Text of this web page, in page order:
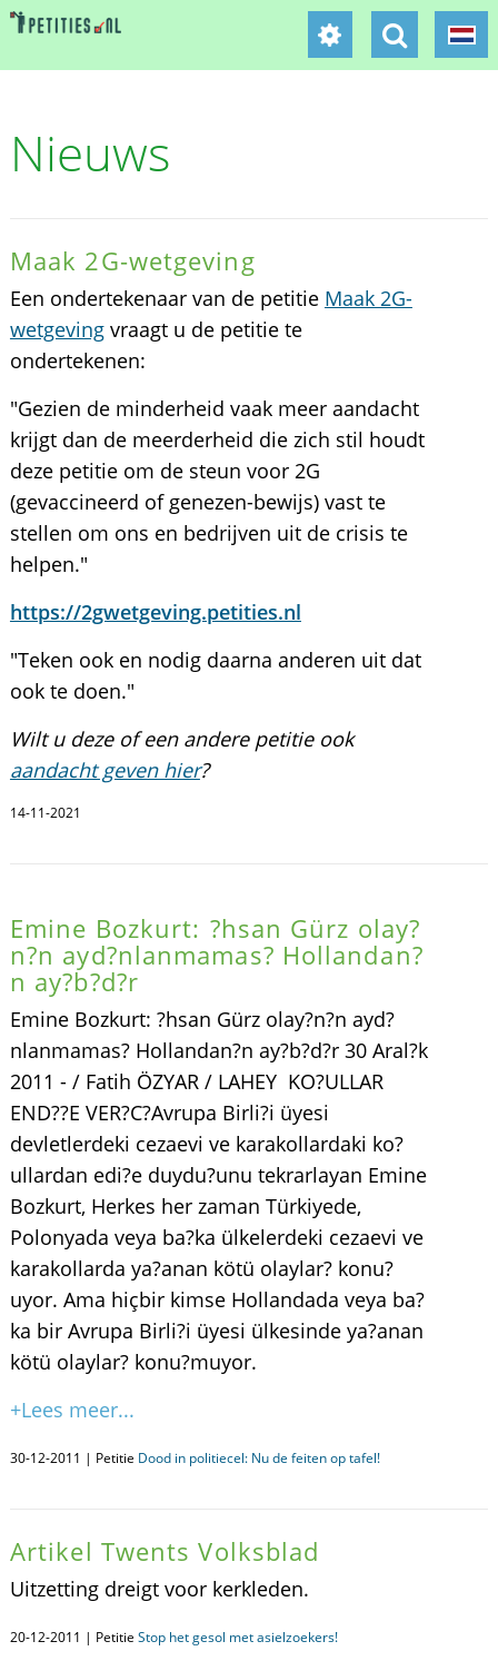
Nieuws
Maak 2G-wetgeving
Een ondertekenaar van de petitie Maak 2G-
wetgevingvraagt u de petitie te
ondertekenen:
"Gezien de minderheid vaak meer aandacht
krijgt dan de meerderheid die zich stil houdt
deze petitie om de steun voor 2G
(gevaccineerd of genezen-bewijs) vast te
stellen om ons en bedrijven uit de crisis te
helpen."
https://2gwetgeving.petities.nl
"Teken ook en nodig daarna anderen uit dat
ook te doen."
Wilt u deze of een andere petitie ook
aandacht geven hier?
14-11-2021
Emine Bozkurt: ?hsan Gürz olay?
n?n ayd?nlanmamas? Hollandan?
n ay?b?d?r
Emine Bozkurt: ?hsan Gürz olay?n?n ayd?
nlanmamas? Hollandan?n ay?b?d?r 30 Aral?k
2011 - / Fatih ÖZYAR / LAHEY KO?ULLAR
END??E VER?C?Avrupa Birli?i üyesi
devletlerdeki cezaevi ve karakollardaki ko?
ullardan edi?e duydu?unu tekrarlayan Emine
Bozkurt, Herkes her zaman Türkiyede,
Polonyada veya ba?ka ülkelerdeki cezaevi ve
karakollarda ya?anan kötü olaylar? konu?
uyor. Ama hiçbir kimse Hollandada veya ba?
ka bir Avrupa Birli?i üyesi ülkesinde ya?anan
kötü olaylar? konu?muyor.
+Lees meer...
30-12-2011 | Petitie Dood in politiecel: Nu de feiten op tafel!
Artikel Twents Volksblad
Uitzetting dreigt voor kerkleden.
20-12-2011 | Petitie Stop het gesol met asielzoekers!